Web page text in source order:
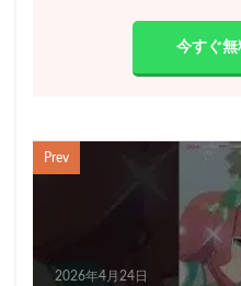
今すぐ
Prev
2026年4月24日